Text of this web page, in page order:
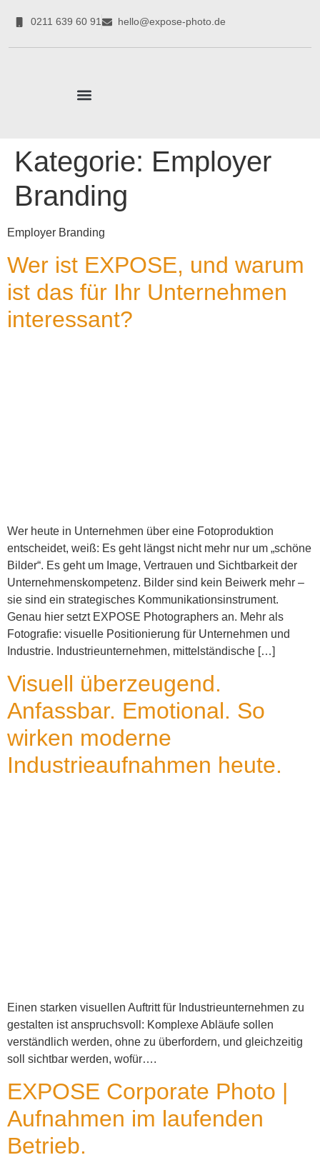
0211 639 60 91 hello@expose-photo.de
Kategorie: Employer
Branding
Employer Branding
Wer ist EXPOSE, und warum
ist das für Ihr Unternehmen
interessant?
Wer heute in Unternehmen über eine Fotoproduktion
entscheidet, weiß: Es geht längst nicht mehr nur um „schöne
Bilder“. Es geht um Image, Vertrauen und Sichtbarkeit der
Unternehmenskompetenz. Bilder sind kein Beiwerk mehr –
sie sind ein strategisches Kommunikationsinstrument.
Genau hier setzt EXPOSE Photographers an. Mehr als
Fotografie: visuelle Positionierung für Unternehmen und
Industrie. Industrieunternehmen, mittelständische […]
Visuell überzeugend.
Anfassbar. Emotional. So
wirken moderne
Industrieaufnahmen heute.
Einen starken visuellen Auftritt für Industrieunternehmen zu
gestalten ist anspruchsvoll: Komplexe Abläufe sollen
verständlich werden, ohne zu überfordern, und gleichzeitig
soll sichtbar werden, wofür….
EXPOSE Corporate Photo |
Aufnahmen im laufenden
Betrieb.